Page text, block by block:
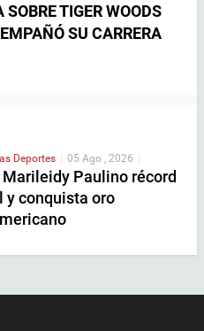
TIGER WOODS
EMPAÑÓ SU CARRERA
Deportes | 05 Ago , 2026 |
Paulino récord
y conquista oro